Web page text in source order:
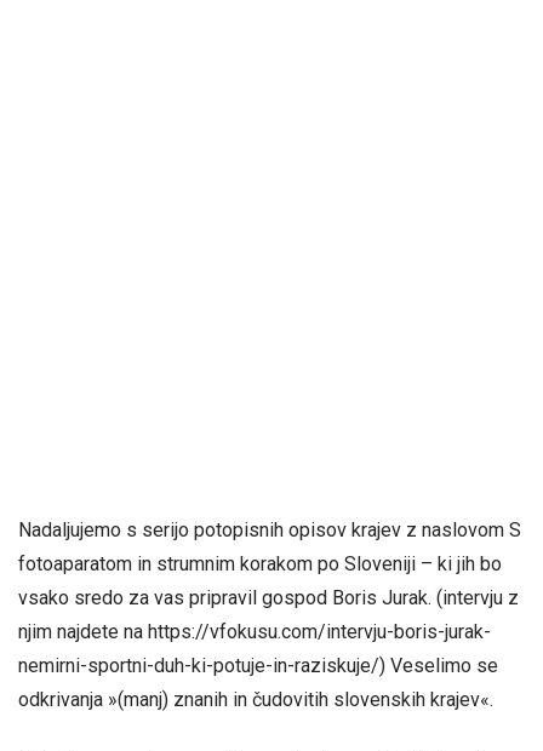
Nadaljujemo s serijo potopisnih opisov krajev z naslovom S
fotoaparatom in strumnim korakom po Sloveniji – ki jih bo
vsako sredo za vas pripravil gospod Boris Jurak. (intervju z
njim najdete na https://vfokusu.com/intervju-boris-jurak-
nemirni-sportni-duh-ki-potuje-in-raziskuje/) Veselimo se
odkrivanja »(manj) znanih in čudovitih slovenskih krajev«.